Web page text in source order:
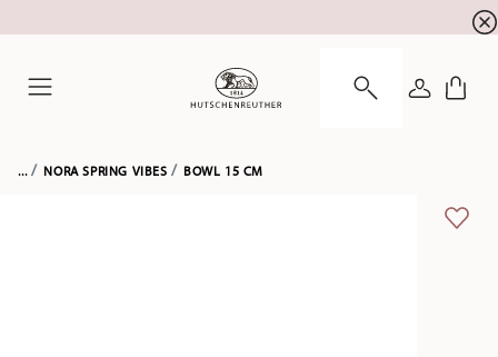
... NORA SPRING VIBES BOWL 15 CM
ADD